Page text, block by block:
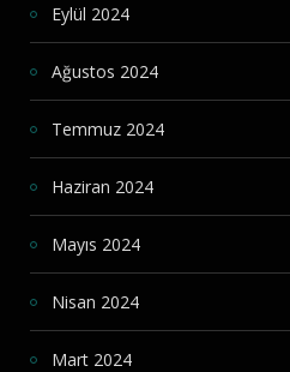
Eylül 2024
Ağustos 2024
Temmuz 2024
Haziran 2024
Mayıs 2024
Nisan 2024
Mart 2024